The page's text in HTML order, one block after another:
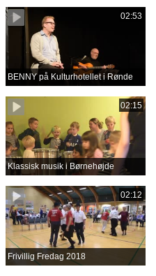
02:53
BENNY på Kulturhotellet i Rønde
02:15
Klassisk musik i Børnehøjde
02:12
Frivillig Fredag 2018